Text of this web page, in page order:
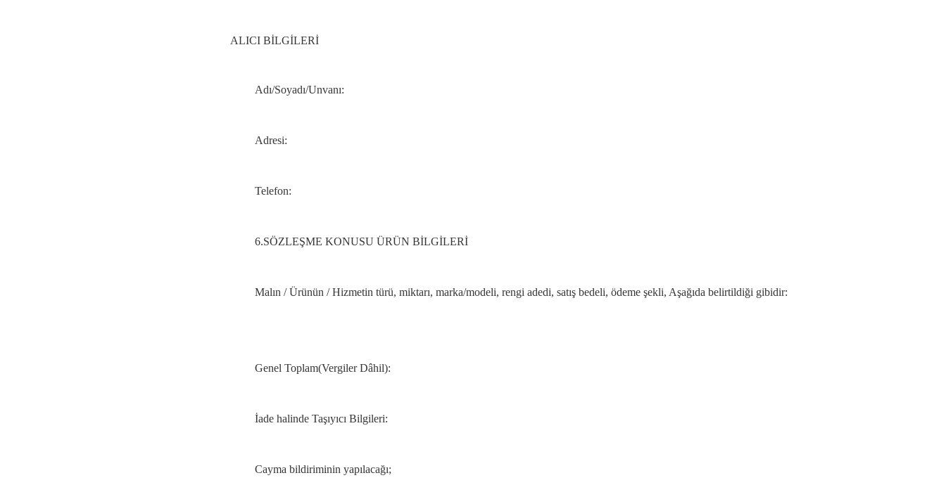
ALICI BİLGİLERİ
Adı/Soyadı/Unvanı:
Adresi:
Telefon:
6.SÖZLEŞME KONUSU ÜRÜN BİLGİLERİ
Malın / Ürünün / Hizmetin türü, miktarı, marka/modeli, rengi adedi, satış bedeli, ödeme şekli, Aşağıda belirtildiği gibidir:
Genel Toplam(Vergiler Dâhil):
İade halinde Taşıyıcı Bilgileri:
Cayma bildiriminin yapılacağı;